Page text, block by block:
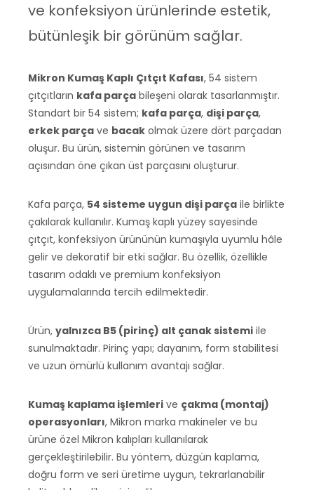
ve konfeksiyon ürünlerinde estetik,
bütünleşik bir görünüm sağlar.
Mikron Kumaş Kaplı Çıtçıt Kafası, 54 sistem
çıtçıtların kafa parça bileşeni olarak tasarlanmıştır.
Standart bir 54 sistem; kafa parça, dişi parça,
erkek parça ve bacak olmak üzere dört parçadan
oluşur. Bu ürün, sistemin görünen ve tasarım
açısından öne çıkan üst parçasını oluşturur.
Kafa parça, 54 sisteme uygun dişi parça ile birlikte
çakılarak kullanılır. Kumaş kaplı yüzey sayesinde
çıtçıt, konfeksiyon ürününün kumaşıyla uyumlu hâle
gelir ve dekoratif bir etki sağlar. Bu özellik, özellikle
tasarım odaklı ve premium konfeksiyon
uygulamalarında tercih edilmektedir.
Ürün, yalnızca B5 (pirinç) alt çanak sistemi ile
sunulmaktadır. Pirinç yapı; dayanım, form stabilitesi
ve uzun ömürlü kullanım avantajı sağlar.
Kumaş kaplama işlemleri ve çakma (montaj)
operasyonları, Mikron marka makineler ve bu
ürüne özel Mikron kalıpları kullanılarak
gerçekleştirilebilir. Bu yöntem, düzgün kaplama,
doğru form ve seri üretime uygun, tekrarlanabilir